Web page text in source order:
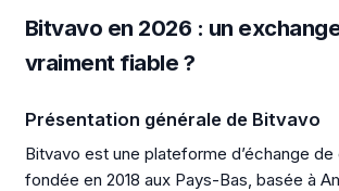
Bitvavo en 2026 : un
vraiment fiable ?
Présentation générale de Bitvavo
Bitvavo est une plateforme d’échange
fondée en 2018 aux Pays-Bas, basée à